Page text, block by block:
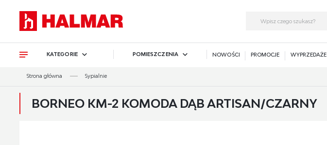
KATEGORIE POMIESZCZENIA NOWOŚCI PROMOCJE WYPRZEDAŻE
Strona główna Sypialnie
BORNEO KM-2 KOMODA DĄB ARTISAN/CZARNY